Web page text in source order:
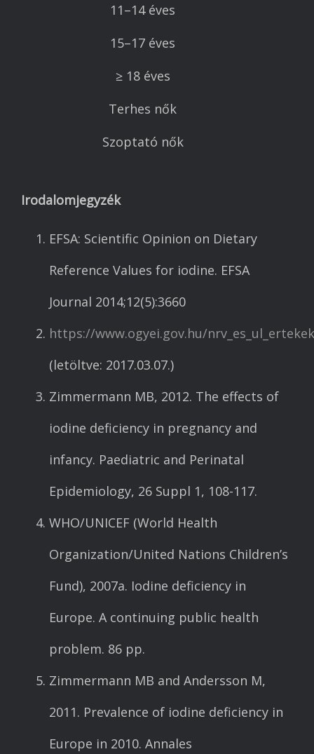
Egészség
Könyvajánló
Megvalósult projektek
Referenciák
Kapcsolat
11–14 éves
15–17 éves
≥ 18 éves
Terhes nők
Szoptató nők
Irodalomjegyzék
EFSA: Scientific Opinion on Dietary
Reference Values for iodine. EFSA
Journal 2014;12(5):3660
https://www.ogyei.gov.hu/
(letöltve: 2017.03.07.)
Zimmermann MB, 2012. The effects of
iodine deficiency in pregnancy and
infancy. Paediatric and Perinatal
Epidemiology, 26 Suppl 1, 108-117.
WHO/UNICEF (World Health
Organization/United Nations Children’s
Fund), 2007a. Iodine deficiency in
Europe. A continuing public health
problem. 86 pp.
Zimmermann MB and Andersson M,
2011. Prevalence of iodine deficiency in
Europe in 2010. Annales